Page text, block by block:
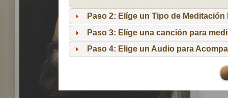
Paso 2: Elíge un Tipo de Meditación
Paso 3: Elíge una canción para
Paso 4: Elige un Audio para